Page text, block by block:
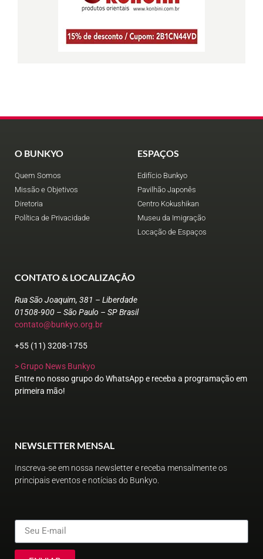
O BUNKYO
Quem Somos
Missão e Objetivos
Diretoria
Política de Privacidade
ESPAÇOS
Edifício Bunkyo
Pavilhão Japonês
Centro Kokushikan
Museu da Imigração
Locação de Espaços
CONTATO & LOCALIZAÇÃO
Rua São Joaquim, 381 – Liberdade
01508-900 – São Paulo – SP Brasil
contato@bunkyo.org.br
+55 (11) 3208-1755
> Grupo News Bunkyo
Entre no nosso grupo do WhatsApp e receba a programação em
primeira mão!
NEWSLETTER MENSAL
Inscreva-se em nossa newsletter e receba mensalmente os
principais eventos e notícias do Bunkyo.